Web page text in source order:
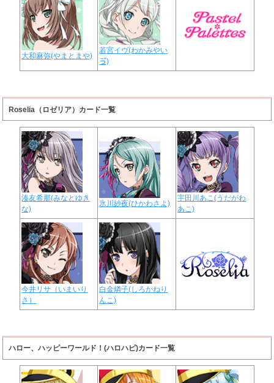
大和麻弥(やまとまや)
若宮イヴ(わかみやい
ゔ)
Roselia（ロゼリア）カード一覧
湊友希那(みなとゆき
な)
氷川紗夜(ひかわさよ)
宇田川あこ(うだがわ
あこ)
今井リサ（いまいり
さ）
白金燐子(しろかねり
んこ)
ハロー、ハッピーワールド！(ハロハピ)カード一覧